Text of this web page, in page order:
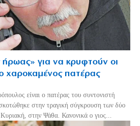
για να κρυφτούν οι
χαροκαμένος πατέρας
είναι ο πατέρας του συντονιστή
στην τραγική σύγκρουση των δύο
στην Ψάθα. Κανονικά ο γιος...